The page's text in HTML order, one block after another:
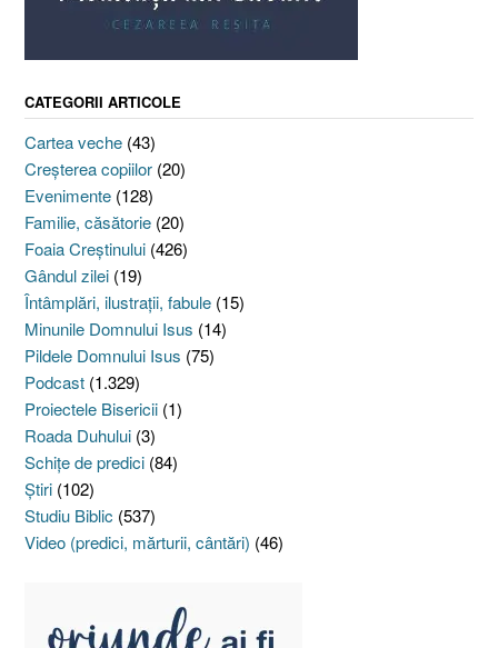
CATEGORII ARTICOLE
Cartea veche (43)
Creşterea copiilor (20)
Evenimente (128)
Familie, căsătorie (20)
Foaia Creştinului (426)
Gândul zilei (19)
Întâmplări, ilustraţii, fabule (15)
Minunile Domnului Isus (14)
Pildele Domnului Isus (75)
Podcast (1.329)
Proiectele Bisericii (1)
Roada Duhului (3)
Schiţe de predici (84)
Ştiri (102)
Studiu Biblic (537)
Video (predici, mărturii, cântări) (46)